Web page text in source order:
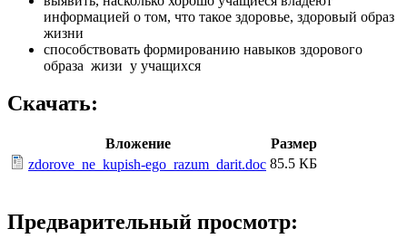
информацией о том, что такое здоровье, здоровый образ
жизни
способствовать формированию навыков здорового
образа жизи у учащихся
Скачать:
Вложение
Размер
zdorove_ne_kupish-ego_razum_darit.doc 85.5 КБ
Предварительный просмотр: